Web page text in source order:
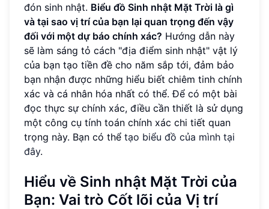
đón sinh nhật. Biểu đồ Sinh nhật Mặt Trời là gì
và tại sao vị trí của bạn lại quan trọng đến vậy
đối với một dự báo chính xác? Hướng dẫn này
sẽ làm sáng tỏ cách "địa điểm sinh nhật" vật lý
của bạn tạo tiền đề cho năm sắp tới, đảm bảo
bạn nhận được những hiểu biết chiêm tinh chính
xác và cá nhân hóa nhất có thể. Để có một bài
đọc thực sự chính xác, điều cần thiết là sử dụng
một công cụ tính toán chính xác chi tiết quan
trọng này. Bạn có thể tạo biểu đồ của mình tại
đây.
Hiểu về Sinh nhật Mặt Trời của
Bạn: Vai trò Cốt lõi của Vị trí